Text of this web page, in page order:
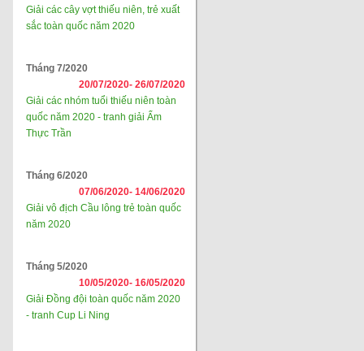
Giải các cây vợt thiếu niên, trẻ xuất
sắc toàn quốc năm 2020
Tháng 7/2020
20/07/2020- 26/07/2020
Giải các nhóm tuổi thiếu niên toàn
quốc năm 2020 - tranh giải Ẩm
Thực Trần
Tháng 6/2020
07/06/2020- 14/06/2020
Giải vô địch Cầu lông trẻ toàn quốc
năm 2020
Tháng 5/2020
10/05/2020- 16/05/2020
Giải Đồng đội toàn quốc năm 2020
- tranh Cup Li Ning